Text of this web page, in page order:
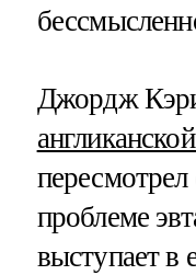
Джордж
проблеме
выступает в